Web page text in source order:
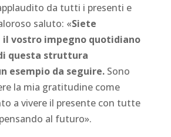
da tutti i presenti e
saluto: «Siete
il vostro impegno quotidiano
questa struttura
esempio da seguire. Sono
la mia gratitudine come
a vivere il presente con tutte
al futuro».